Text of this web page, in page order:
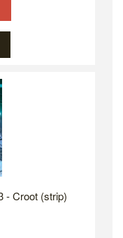
- Croot (strip)